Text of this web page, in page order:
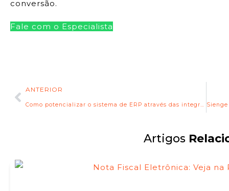
conversão.
Fale com o Especialista
ANTERIOR
Como potencializar o sistema de ERP através das integrações
Artigos